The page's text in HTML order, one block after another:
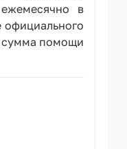
в
официального
сумма помощи